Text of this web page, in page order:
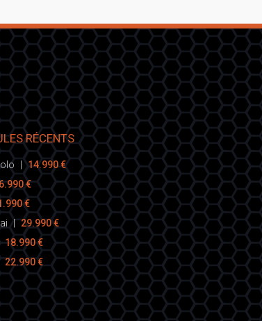
RÉCENTS
14.990 €
€
€
| 29.990 €
18.990 €
22.990 €